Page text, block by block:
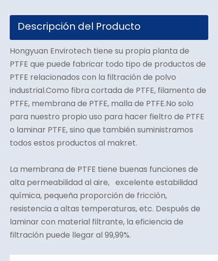
Descripción del Producto
Hongyuan Envirotech tiene su propia planta de
PTFE que puede fabricar todo tipo de productos de
PTFE relacionados con la filtración de polvo
industrial.Como fibra cortada de PTFE, filamento de
PTFE, membrana de PTFE, malla de PTFE.No solo
para nuestro propio uso para hacer fieltro de PTFE
o laminar PTFE, sino que también suministramos
todos estos productos al makret.
La membrana de PTFE tiene buenas funciones de
alta permeabilidad al aire, excelente estabilidad
química, pequeña proporción de fricción,
resistencia a altas temperaturas, etc. Después de
laminar con material filtrante, la eficiencia de
filtración puede llegar al 99,99%.